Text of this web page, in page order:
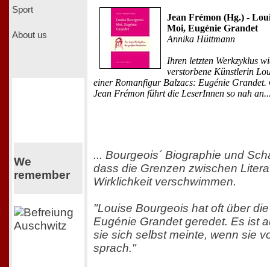
Sport
About us
We
remember
Jean Frémon (Hg.) -
Moi, Eugénie Grandet
Annika Hüttmann
Ihren letzten Werkzyklus
verstorbene Künstlerin
einer Romanfigur Balzacs: Eugénie Grandet.
Jean Frémon führt die LeserInnen so nah
... Bourgeois´ Biographie und
dass die Grenzen zwischen
Wirklichkeit verschwimmen.
"Louise Bourgeois hat oft über
Eugénie Grandet geredet. Es ist
sie sich selbst meinte, wenn sie
sprach."